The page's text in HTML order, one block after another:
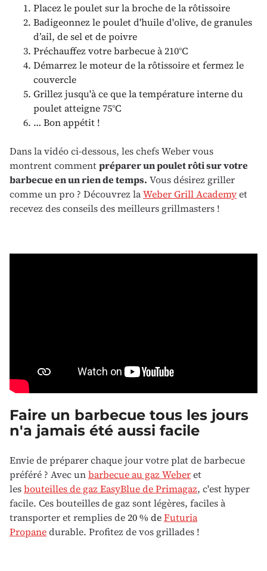
Placez le poulet sur la broche de la rôtissoire
Badigeonnez le poulet d'huile d'olive, de granules
d’ail, de sel et de poivre
Préchauffez votre barbecue à 210°C
Démarrez le moteur de la rôtissoire et fermez le
couvercle
Grillez jusqu'à ce que la température interne du
poulet atteigne 75°C
… Bon appétit !
Dans la vidéo ci-dessous, les chefs Weber vous
montrent commentpréparer un poulet rôti sur votre
barbecue en un rien de temps. Vous désirez griller
comme un pro ? Découvrez laWeber Grill Academyet
recevez des conseils des meilleurs grillmasters !
Faire un barbecue tous les jours
n'a jamais été aussi facile
Envie de préparer chaque jour votre plat de barbecue
préféré ? Avec unbarbecue au gazWeberet
lesbouteilles de gaz EasyBlue de Primagaz, c'est hyper
facile. Ces bouteilles de gaz sont légères, faciles à
transporter et remplies de20 % deFuturia
Propanedurable. Profitez de vos grillades !